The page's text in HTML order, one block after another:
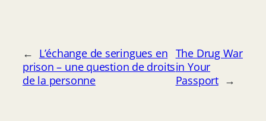
← L’échange de seringues en
prison – une question de droits
de la personne
The Drug War
in Your
Passport →